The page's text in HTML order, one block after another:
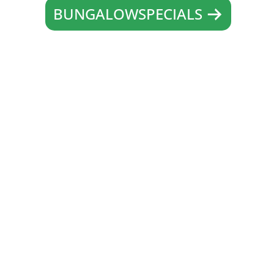
BUNGALOWSPECIALS